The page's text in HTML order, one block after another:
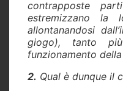
contrapposte
estremizzano la
allontanandosi
giogo), tanto
funzionamento
2. Qual è dunque il